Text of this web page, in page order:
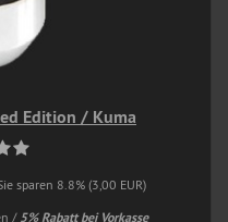
Edition / Kuma
sparen 8.8% (3,00 EUR)
/ 5% Rabatt bei Vorkasse